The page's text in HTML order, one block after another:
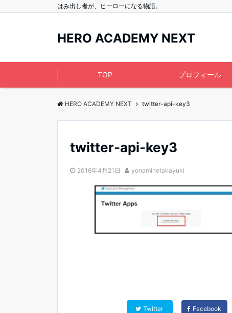
はみ出し者が、ヒーローになる物語。
HERO ACADEMY NEXT
TOP プロフィール
HERO ACADEMY NEXT twitter-api-key3
twitter-api-key3
2016年4月21日 yonaminetakayuki
Twitter Facebook